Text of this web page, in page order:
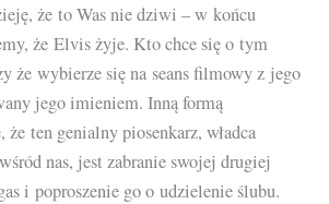
że to Was nie dziwi – w końcu
że Elvis żyje. Kto chce się o tym
że wybierze się na seans filmowy z jego
jego imieniem. Inną formą
że ten genialny piosenkarz, władca
nas, jest zabranie swojej drugiej
i poproszenie go o udzielenie ślubu.